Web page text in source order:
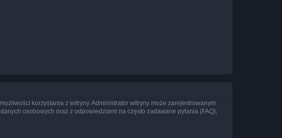
korzystania z witryny. Administrator witryny może zarejestrowanym
osobowych oraz z odpowiedziami na często zadawane pytania (FAQ),